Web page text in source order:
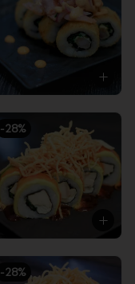
-28%
-28%